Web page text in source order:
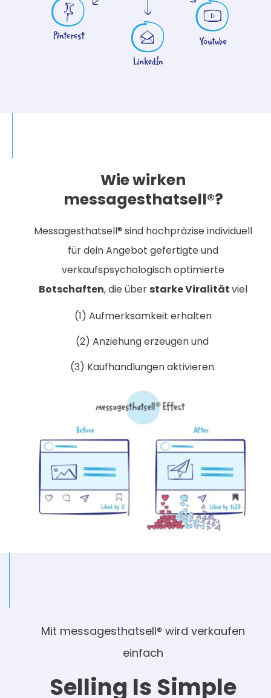
Wie wirken
messagesthatsell®?
Messagesthatsell® sind hochpräzise individuell
für dein Angebot gefertigte und
verkaufspsychologisch optimierte
Botschaften, die über starke Viralitätviel
(1) Aufmerksamkeit erhalten
(2) Anziehung erzeugen und
(3) Kaufhandlungen aktivieren.
Mit messagesthatsell® wird verkaufen
einfach
Selling Is Simple